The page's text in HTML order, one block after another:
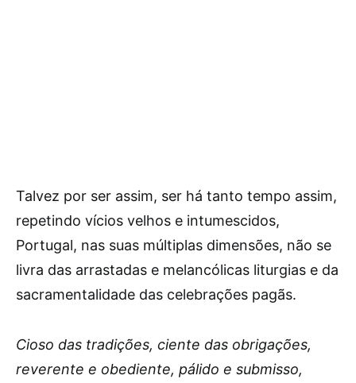
Talvez por ser assim, ser há tanto tempo assim,
repetindo vícios velhos e intumescidos,
Portugal, nas suas múltiplas dimensões, não se
livra das arrastadas e melancólicas liturgias e da
sacramentalidade das celebrações pagãs.
Cioso das tradições, ciente das obrigações,
reverente e obediente, pálido e submisso,